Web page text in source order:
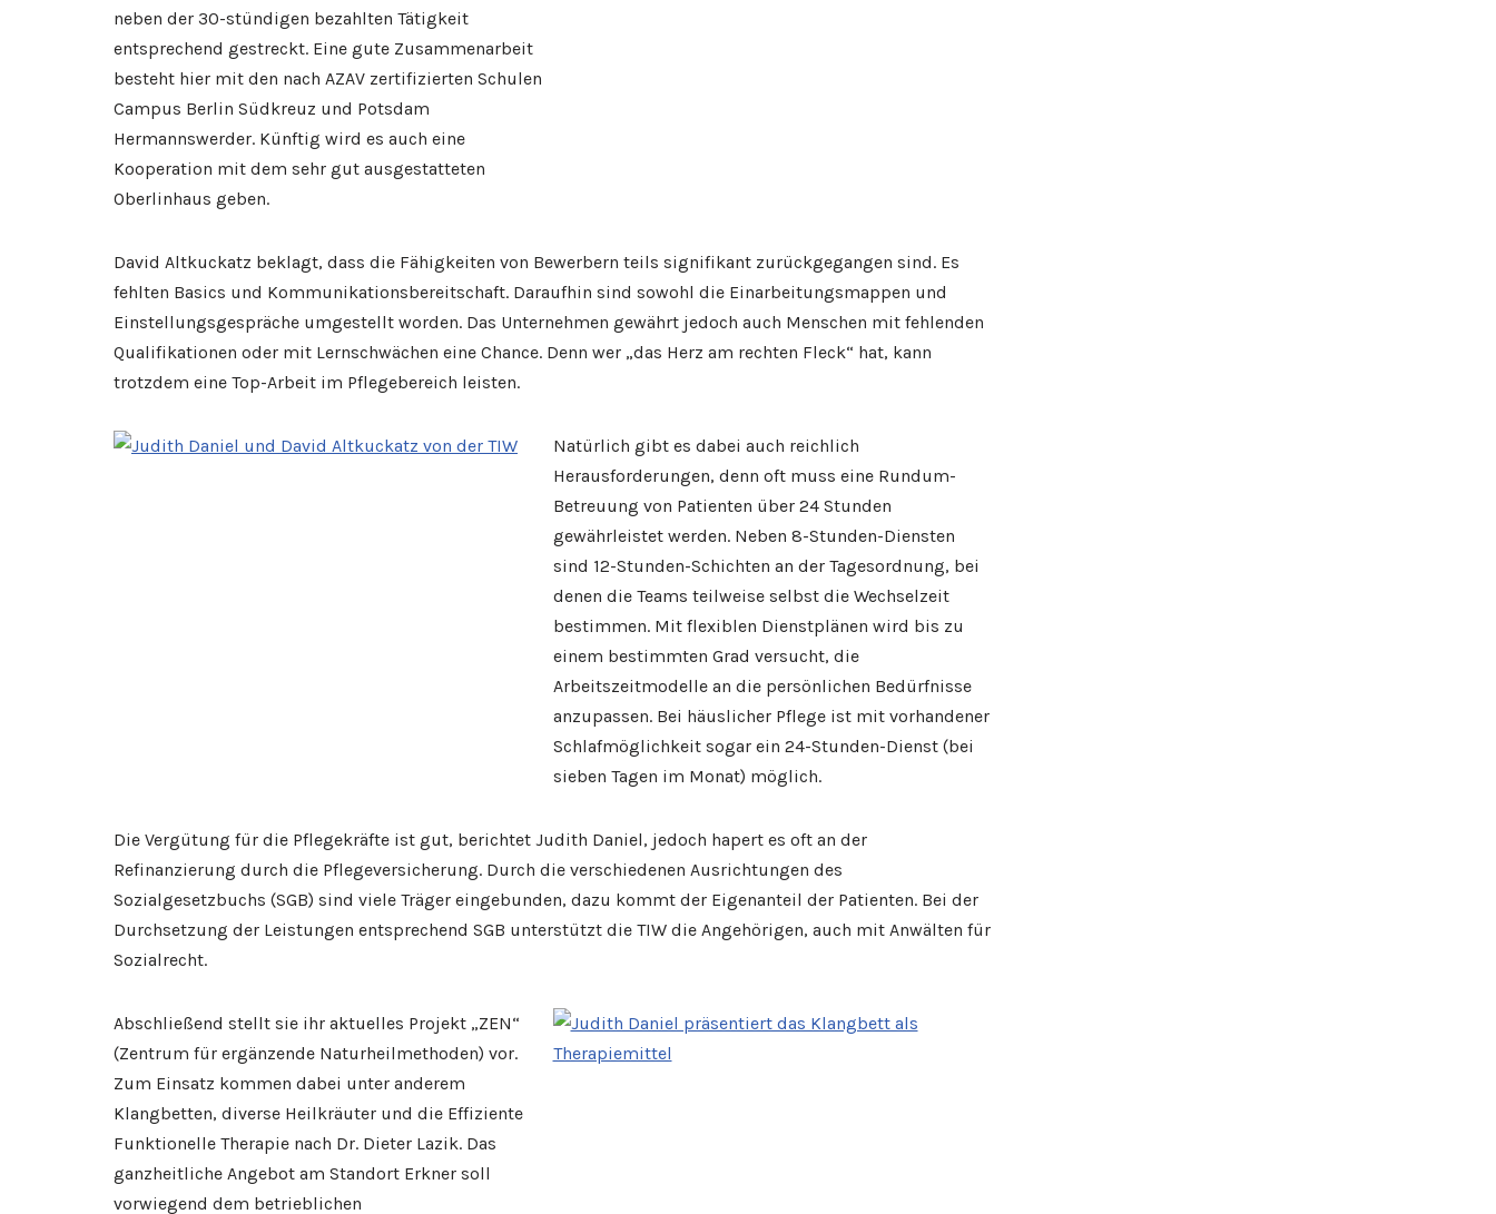
neben der 30-stündigen bezahlten Tätigkeit
entsprechend gestreckt. Eine gute Zusammenarbeit
besteht hier mit den nach AZAV zertifizierten Schulen
Campus Berlin Südkreuz und Potsdam
Hermannswerder. Künftig wird es auch eine
Kooperation mit dem sehr gut ausgestatteten
Oberlinhaus geben.
David Altkuckatz beklagt, dass die Fähigkeiten von Bewerbern teils signifikant zurückgegangen sind. Es
fehlten Basics und Kommunikationsbereitschaft. Daraufhin sind sowohl die Einarbeitungsmappen und
Einstellungsgespräche umgestellt worden. Das Unternehmen gewährt jedoch auch Menschen mit fehlenden
Qualifikationen oder mit Lernschwächen eine Chance. Denn wer „das Herz am rechten Fleck“ hat, kann
trotzdem eine Top-Arbeit im Pflegebereich leisten.
Natürlich gibt es dabei auch reichlich
Herausforderungen, denn oft muss eine Rundum-
Betreuung von Patienten über 24 Stunden
gewährleistet werden. Neben 8-Stunden-Diensten
sind 12-Stunden-Schichten an der Tagesordnung, bei
denen die Teams teilweise selbst die Wechselzeit
bestimmen. Mit flexiblen Dienstplänen wird bis zu
einem bestimmten Grad versucht, die
Arbeitszeitmodelle an die persönlichen Bedürfnisse
anzupassen. Bei häuslicher Pflege ist mit vorhandener
Schlafmöglichkeit sogar ein 24-Stunden-Dienst (bei
sieben Tagen im Monat) möglich.
Die Vergütung für die Pflegekräfte ist gut, berichtet Judith Daniel, jedoch hapert es oft an der
Refinanzierung durch die Pflegeversicherung. Durch die verschiedenen Ausrichtungen des
Sozialgesetzbuchs (SGB) sind viele Träger eingebunden, dazu kommt der Eigenanteil der Patienten. Bei der
Durchsetzung der Leistungen entsprechend SGB unterstützt die TIW die Angehörigen, auch mit Anwälten für
Sozialrecht.
Abschließend stellt sie ihr aktuelles Projekt „ZEN“
(Zentrum für ergänzende Naturheilmethoden) vor.
Zum Einsatz kommen dabei unter anderem
Klangbetten, diverse Heilkräuter und die Effiziente
Funktionelle Therapie nach Dr. Dieter Lazik. Das
ganzheitliche Angebot am Standort Erkner soll
vorwiegend dem betrieblichen